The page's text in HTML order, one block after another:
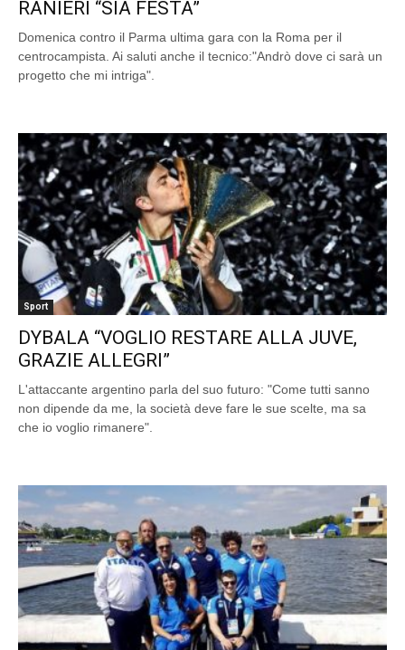
RANIERI “SIA FESTA”
Domenica contro il Parma ultima gara con la Roma per il
centrocampista. Ai saluti anche il tecnico:"Andrò dove ci sarà un
progetto che mi intriga".
Sport
DYBALA “VOGLIO RESTARE ALLA JUVE,
GRAZIE ALLEGRI”
L'attaccante argentino parla del suo futuro: "Come tutti sanno
non dipende da me, la società deve fare le sue scelte, ma sa
che io voglio rimanere".